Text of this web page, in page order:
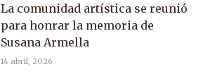
La comunidad artística se reunió
para honrar la memoria de
Susana Armella
14 abril, 2026